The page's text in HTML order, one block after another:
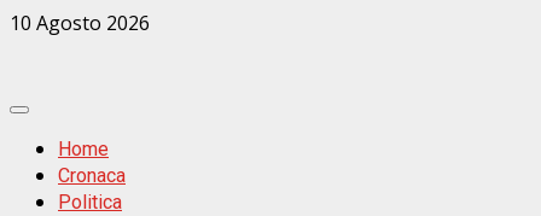
Zum
10 Agosto 2026
Primäres
MenüHome
Cronaca
Politica